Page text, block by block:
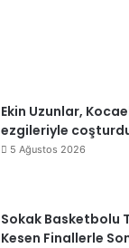
Ekin Uzunlar,
ezgileriyle
5 Ağustos 2026
Sokak Basketbolu
Kesen Finallerle